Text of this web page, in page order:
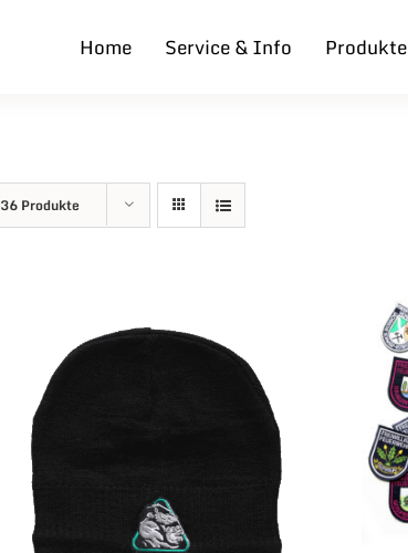
Home Service & Info Produkte
36 Produkte